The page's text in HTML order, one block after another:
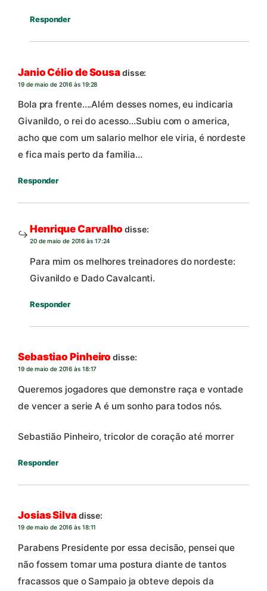
Responder
Janio Célio de Sousadisse:
19 de maio de 2016 às 19:28
Bola pra frente….Além desses nomes, eu indicaria
Givanildo, o rei do acesso…Subiu com o america,
acho que com um salario melhor ele viria, é nordeste
e fica mais perto da familia…
Responder
Henrique Carvalho disse:
20 de maio de 2016 às 17:24
Para mim os melhores treinadores do nordeste:
Givanildo e Dado Cavalcanti.
Responder
Sebastiao Pinheiro disse:
19 de maio de 2016 às 18:17
Queremos jogadores que demonstre raça e vontade
de vencer a serie A é um sonho para todos nós.
Sebastião Pinheiro, tricolor de coração até morrer
Responder
Josias Silvadisse:
19 de maio de 2016 às 18:11
Parabens Presidente por essa decisão, pensei que
não fossem tomar uma postura diante de tantos
fracassos que o Sampaio ja obteve depois da